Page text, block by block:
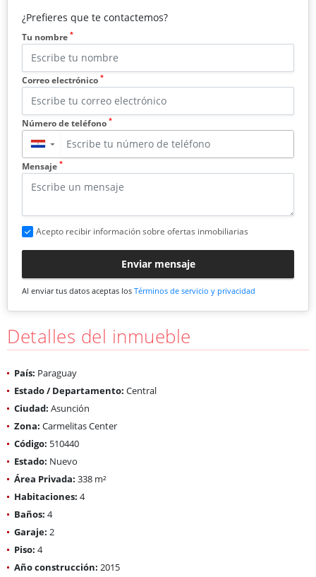
¿Prefieres que te contactemos?
Tu nombre *
Correo electrónico *
Número de teléfono *
▼
Mensaje *
Acepto recibir información sobre ofertas inmobiliarias
Enviar mensaje
Al enviar tus datos aceptas los Términos de servicio y privacidad
Detalles del inmueble
País: Paraguay
Estado / Departamento: Central
Ciudad: Asunción
Zona: Carmelitas Center
Código: 510440
Estado: Nuevo
Área Privada: 338 m²
Habitaciones: 4
Baños: 4
Garaje: 2
Piso: 4
Año construcción: 2015